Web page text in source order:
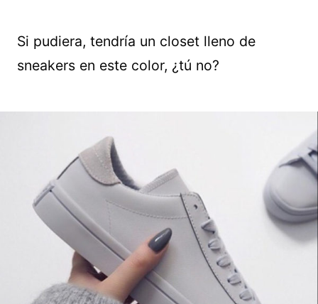
Si pudiera, tendría un closet lleno de
sneakers en este color, ¿tú no?